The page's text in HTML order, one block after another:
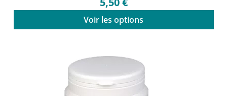
Voir les options